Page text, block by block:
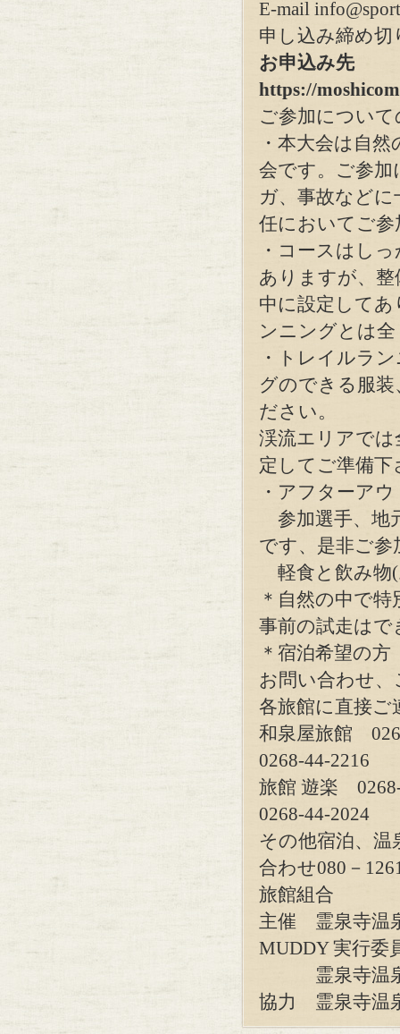
E-mail
申し込み締め
お申込み先
https://
ご参加について
・本大会は自
会です。ご参
ガ、事故などに
任においてご参
・コースはし
ありますが、
中に設定して
ンニングとは
・トレイルラ
グのできる服
ださい。
渓流エリアで
定してご準備下
・アフターア
参加選手、地
です、是非ご参
軽食と飲み物(
＊自然の中で
事前の試走はで
＊宿泊希望の方
お問い合わせ
各旅館に直接ご
和泉屋旅館
0268-44-2216
旅館 遊楽
0268-44-2024
その他宿泊、
合わせ080－
旅館組合
主催 霊泉寺温
MUDDY 実行委
霊泉寺温泉
協力 霊泉寺